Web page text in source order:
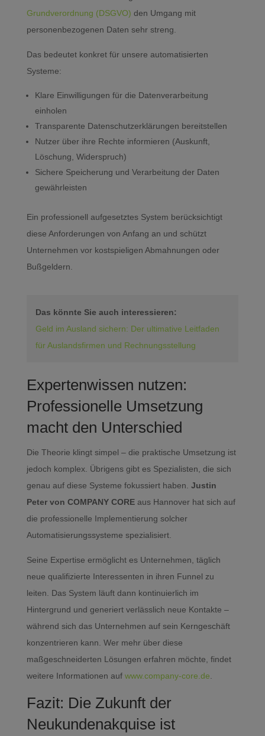
Grundverordnung (DSGVO) den Umgang mit
personenbezogenen Daten sehr streng.
Das bedeutet konkret für unsere automatisierten
Systeme:
Klare Einwilligungen für die Datenverarbeitung
einholen
Transparente Datenschutzerklärungen bereitstellen
Nutzer über ihre Rechte informieren (Auskunft,
Löschung, Widerspruch)
Sichere Speicherung und Verarbeitung der Daten
gewährleisten
Ein professionell aufgesetztes System berücksichtigt
diese Anforderungen von Anfang an und schützt
Unternehmen vor kostspieligen Abmahnungen oder
Bußgeldern.
Das könnte Sie auch interessieren:
Geld im Ausland sichern: Der ultimative Leitfaden
für Auslandsfirmen und Rechnungsstellung
Expertenwissen nutzen:
Professionelle Umsetzung
macht den Unterschied
Die Theorie klingt simpel – die praktische Umsetzung ist
jedoch komplex. Übrigens gibt es Spezialisten, die sich
genau auf diese Systeme fokussiert haben. Justin
Peter von COMPANY COREaus Hannover hat sich auf
die professionelle Implementierung solcher
Automatisierungssysteme spezialisiert.
Seine Expertise ermöglicht es Unternehmen, täglich
neue qualifizierte Interessenten in ihren Funnel zu
leiten. Das System läuft dann kontinuierlich im
Hintergrund und generiert verlässlich neue Kontakte –
während sich das Unternehmen auf sein Kerngeschäft
konzentrieren kann. Wer mehr über diese
maßgeschneiderten Lösungen erfahren möchte, findet
weitere Informationen auf www.company-core.de
Fazit: Die Zukunft der
Neukundenakquise ist